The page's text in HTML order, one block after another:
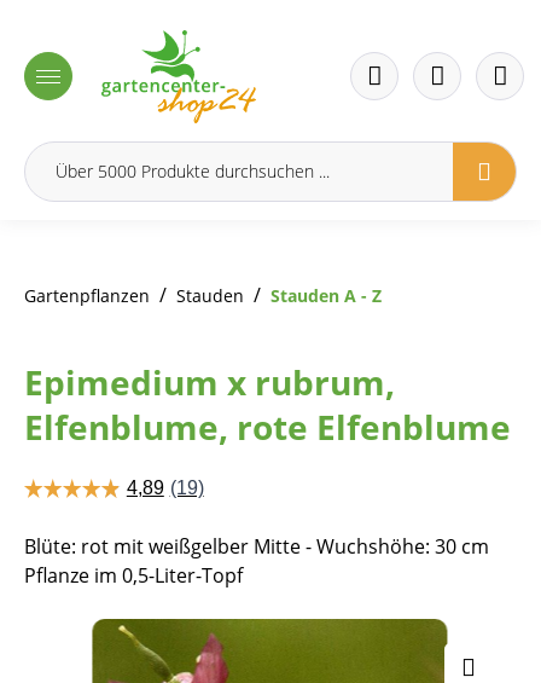
Gartenpflanzen / Stauden / Stauden A - Z
Epimedium x rubrum,
Elfenblume, rote Elfenblume
Blüte: rot mit weißgelber Mitte - Wuchshöhe: 30 cm
Pflanze im 0,5-Liter-Topf